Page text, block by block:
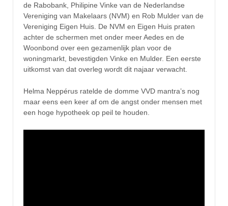
de Rabobank, Philipine Vinke van de Nederlandse
Vereniging van Makelaars (NVM) en Rob Mulder van de
Vereniging Eigen Huis. De NVM en Eigen Huis praten
achter de schermen met onder meer Aedes en de
Woonbond over een gezamenlijk plan voor de
woningmarkt, bevestigden Vinke en Mulder. Een eerste
uitkomst van dat overleg wordt dit najaar verwacht.
Helma Neppérus ratelde de domme VVD mantra’s nog
maar eens een keer af om de angst onder mensen met
een hoge hypotheek op peil te houden.